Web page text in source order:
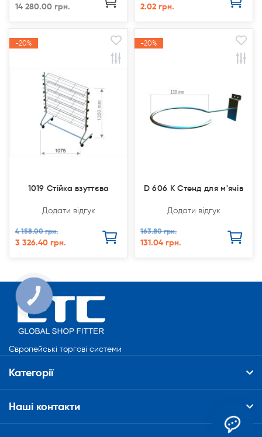
14 280.00 грн. 2.02 грн.
-20%
-20%
1019 Стійка взуттєва
Додати відгук
4 158.00 грн.
3 326.40 грн.
-20%
-20%
D 606 К Стенд для м'ячів
Додати відгук
163.80 грн.
131.04 грн.
Європейські торгові системи
Категорії
Наші контакти
КНОПКА
СВЯЗИ